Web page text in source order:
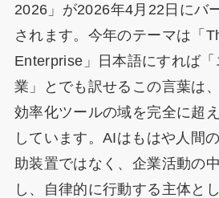
2026」が2026年4月22日にバ
されます。今年のテーマは「
Enterprise」日本語にすれば
業」とでも訳せるこの言葉は
効率化ツールの域を完全に超
しています。AIはもはや人間
助装置ではなく、企業活動の
し、自律的に行動する主体と